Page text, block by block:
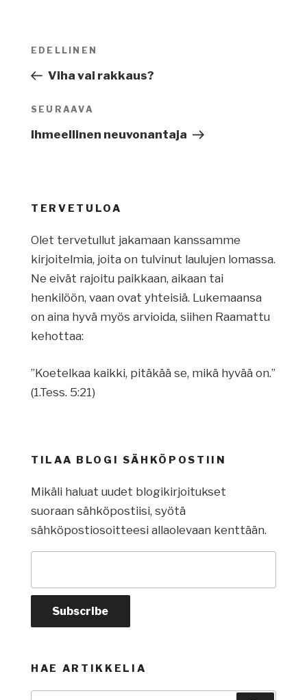
Artikkelien
Edellinen
artikkeli
EDELLINEN
Viha vai rakkaus?
Seuraava
artikkeli
SEURAAVA
Ihmeellinen neuvonantaja
TERVETULOA
Olet tervetullut jakamaan kanssamme
kirjoitelmia, joita on tulvinut laulujen lomassa.
Ne eivät rajoitu paikkaan, aikaan tai
henkilöön, vaan ovat yhteisiä. Lukemaansa
on aina hyvä myös arvioida, siihen Raamattu
kehottaa:
”Koetelkaa kaikki, pitäkää se, mikä hyvää on.”
(1.Tess. 5:21)
TILAA BLOGI SÄHKÖPOSTIIN
Mikäli haluat uudet blogikirjoitukset
suoraan sähköpostiisi, syötä
sähköpostiosoitteesi allaolevaan kenttään.
HAE ARTIKKELIA